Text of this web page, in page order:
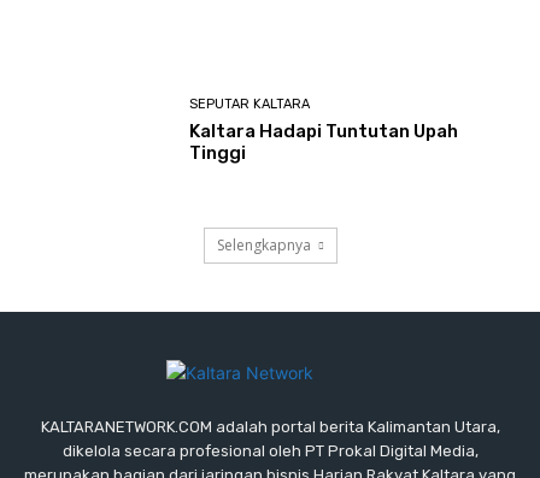
SEPUTAR KALTARA
Kaltara Hadapi Tuntutan Upah
Tinggi
Selengkapnya
KALTARANETWORK.COM adalah portal berita Kalimantan Utara,
dikelola secara profesional oleh PT Prokal Digital Media,